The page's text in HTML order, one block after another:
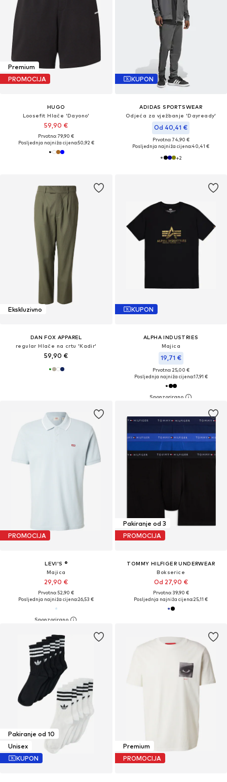
Premium
PROMOCIJA
HUGO
Loosefit Hlače 'Dayono'
59,90 €
Prvotno: 79,90 €
Posljednja najniža cijena:50,92 €
KUPON
ADIDAS SPORTSWEAR
Odjeća za vježbanje 'Dayready'
Od 40,41 €
Prvotno: 74,90 €
Posljednja najniža cijena:40,41 €
+2
Ekskluzivno
DAN FOX APPAREL
regular Hlače na crtu 'Kadir'
59,90 €
KUPON
ALPHA INDUSTRIES
Majica
19,71 €
Prvotno: 25,00 €
Posljednja najniža cijena:17,91 €
PROMOCIJA
LEVI'S ®
Majica
29,90 €
Prvotno: 52,90 €
Posljednja najniža cijena:26,53 €
Pakiranje od 3
PROMOCIJA
TOMMY HILFIGER UNDERWEAR
Bokserice
Od 27,90 €
Prvotno: 39,90 €
Posljednja najniža cijena:25,11 €
Pakiranje od 10
Unisex
KUPON
Premium
PROMOCIJA